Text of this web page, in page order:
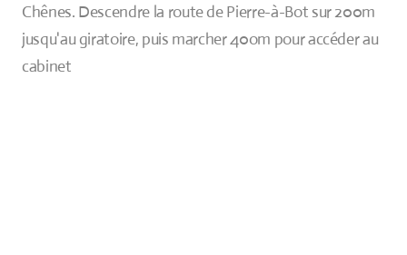
Chênes. Descendre la route de Pierre-à-Bot sur 200m
jusqu'au giratoire, puis marcher 40om pour accéder au
cabinet